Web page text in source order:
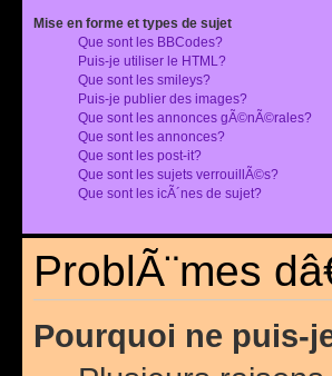
Mise en forme et types de sujet
Que sont les BBCodes?
Puis-je utiliser le HTML?
Que sont les smileys?
Puis-je publier des images?
Que sont les annonces gÃ©nÃ©rales?
Que sont les annonces?
Que sont les post-it?
Que sont les sujets verrouillÃ©s?
Que sont les icÃ´nes de sujet?
ProblÃ¨mes
Pourquoi ne puis-